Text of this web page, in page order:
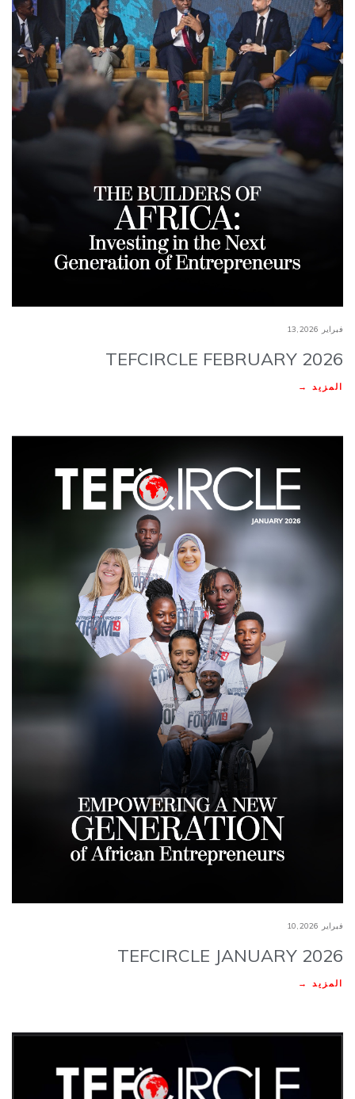
فبراير 13,2026
TEFCIRCLE FEBRUARY 2026
المزيد →
فبراير 10,2026
TEFCIRCLE JANUARY 2026
المزيد →